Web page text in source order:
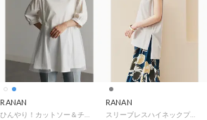
RANAN RANAN
スリーブレスハイネックプルオーバー （ライトグレー）